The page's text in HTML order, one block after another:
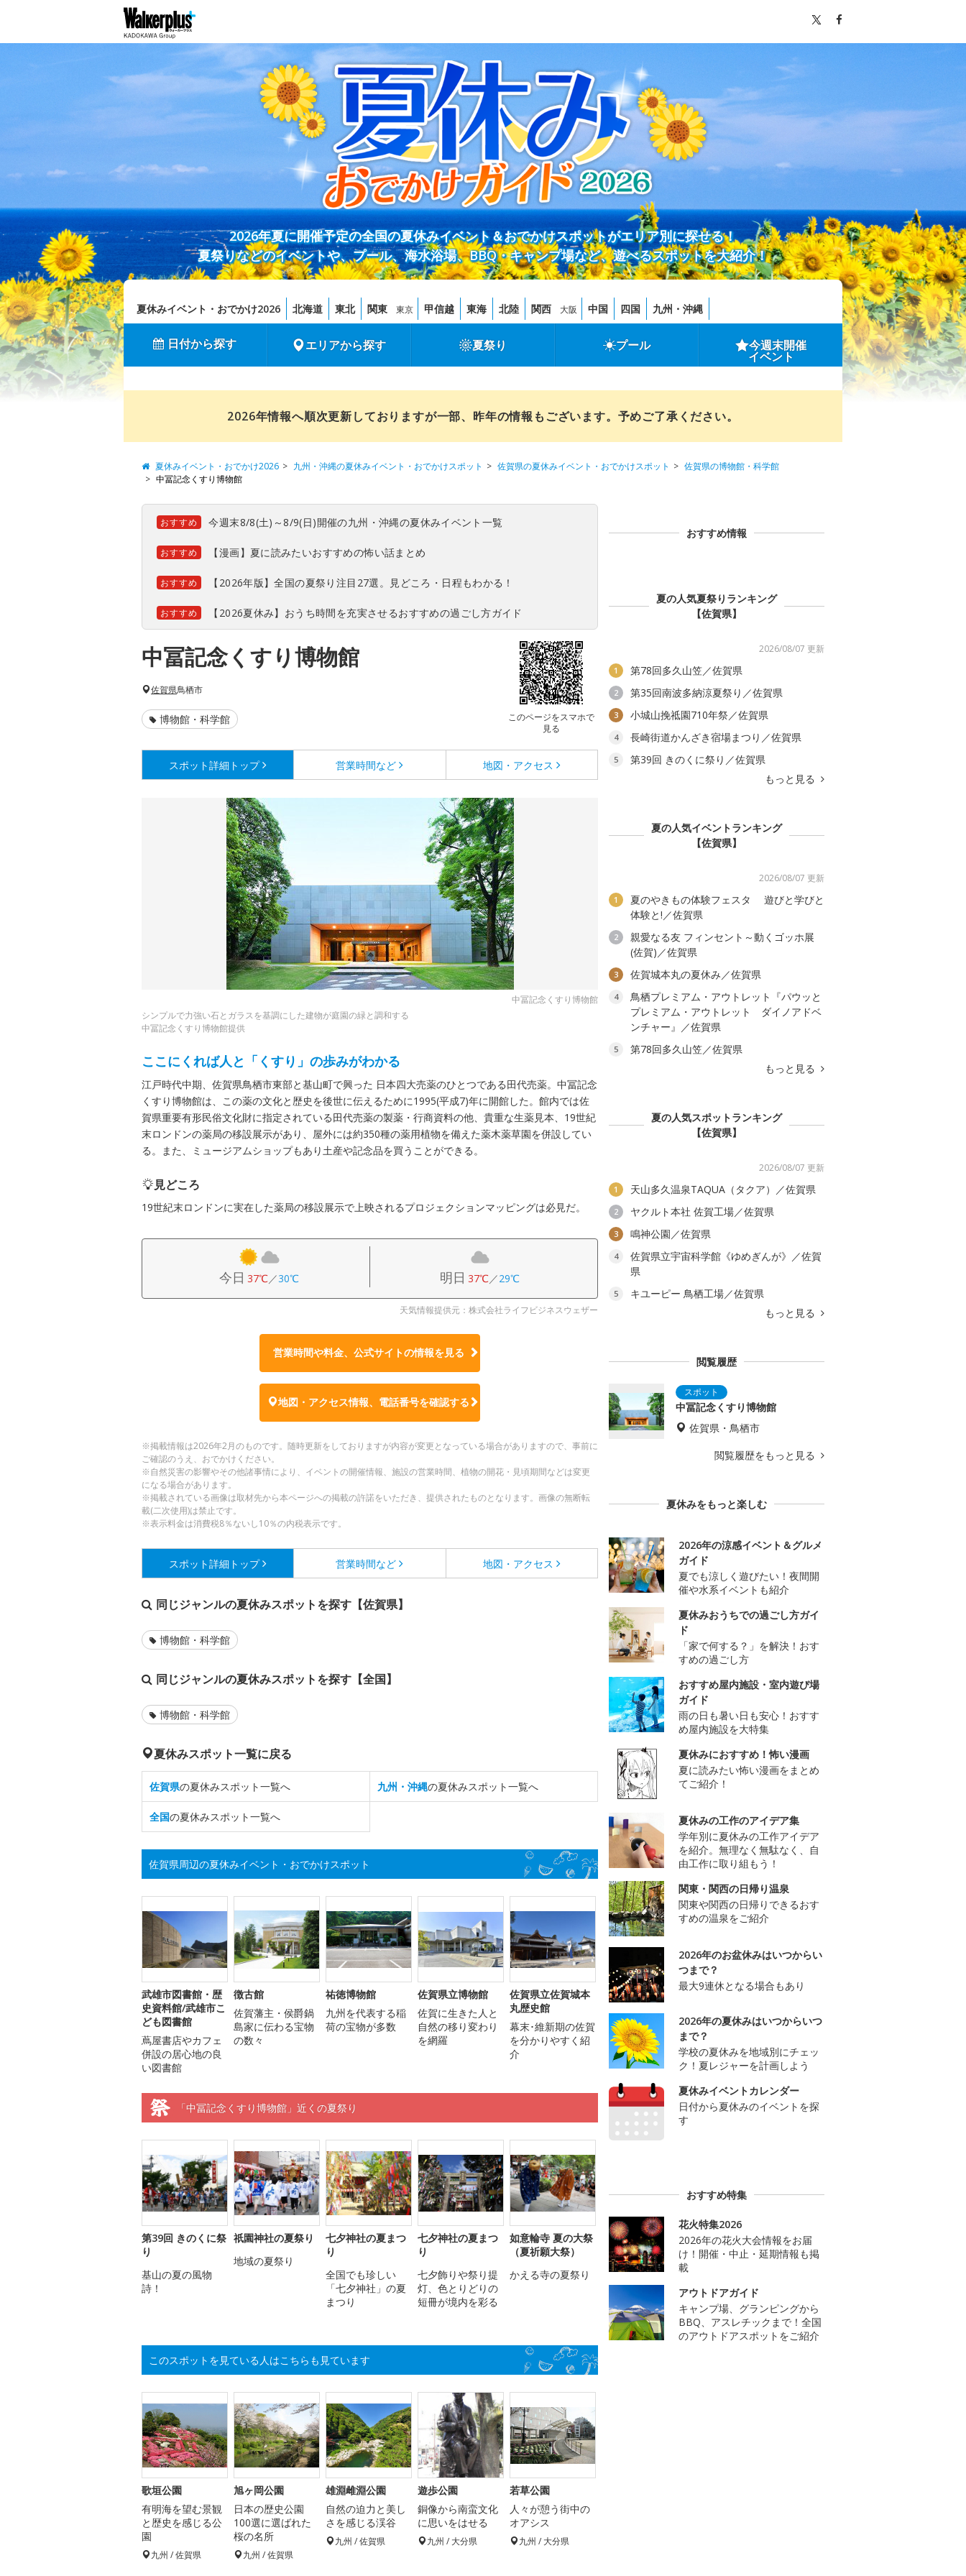
2026年夏に開催予定の全国の夏休みイベント＆おでかけスポットがエリア別に探せる！
夏祭りなどのイベントや、プール、海水浴場、BBQ・キャンプ場など、遊べるスポットを大紹介！
夏休みイベント・おでかけ2026 北海道 東北 関東 東京 甲信越 東海 北陸 関西 大阪 中国 四国 九州・沖縄
日付から探す エリアから探す 夏祭り プール 今週末開催
イベント
2026年情報へ順次更新しておりますが一部、昨年の情報もございます。予めご了承ください。
夏休みイベント・おでかけ2026 九州・沖縄の夏休みイベント・おでかけスポット 佐賀県の夏休みイベント・おでかけスポット
佐賀県の博物館・科学館
中冨記念くすり博物館
おすすめ 今週末8/8(土)～8/9(日)開催の九州・沖縄の夏休みイベント一覧
おすすめ 【漫画】夏に読みたいおすすめの怖い話まとめ
おすすめ 【2026年版】全国の夏祭り注目27選。見どころ・日程もわかる！
おすすめ 【2026夏休み】おうち時間を充実させるおすすめの過ごし方ガイド
中冨記念くすり博物館
このページをスマホで
見る
佐賀県鳥栖市
博物館・科学館
スポット詳細 トップ 営業時間など 地図・アクセス
中冨記念くすり博物館
シンプルで力強い石とガラスを基調にした建物が庭園の緑と調和する
中冨記念くすり博物館提供
ここにくれば人と「くすり」の歩みがわかる
江戸時代中期、佐賀県鳥栖市東部と基山町で興った 日本四大売薬のひとつである田代売薬。中冨記念
くすり博物館は、この薬の文化と歴史を後世に伝えるために1995(平成7)年に開館した。館内では佐
賀県重要有形民俗文化財に指定されている田代売薬の製薬・行商資料の他、貴重な生薬見本、19世紀
末ロンドンの薬局の移設展示があり、屋外には約350種の薬用植物を備えた薬木薬草園を併設してい
る。また、ミュージアムショップもあり土産や記念品を買うことができる。
見どころ
19世紀末ロンドンに実在した薬局の移設展示で上映されるプロジェクションマッピングは必見だ。
今日 37℃／30℃ 明日 37℃／29℃
天気情報提供元：株式会社ライフビジネスウェザー
営業時間や料金、公式サイトの情報を見る
地図・アクセス情報、電話番号を確認する
※掲載情報は2026年2月のものです。随時更新をしておりますが内容が変更となっている場合がありますので、事前に
ご確認のうえ、おでかけください。
※自然災害の影響やその他諸事情により、イベントの開催情報、施設の営業時間、植物の開花・見頃期間などは変更
になる場合があります。
※掲載されている画像は取材先から本ページへの掲載の許諾をいただき、提供されたものとなります。画像の無断転
載(二次使用)は禁止です。
※表示料金は消費税8％ないし10％の内税表示です。
スポット詳細 トップ 営業時間など 地図・アクセス
同じジャンルの夏休みスポットを探す【佐賀県】
博物館・科学館
同じジャンルの夏休みスポットを探す【全国】
博物館・科学館
夏休みスポット一覧に戻る
佐賀県の夏休みスポット一覧へ 九州・沖縄の夏休みスポット一覧へ
全国の夏休みスポット一覧へ
佐賀県周辺の夏休みイベント・おでかけスポット
武雄市図書館・歴
史資料館/武雄市こ
ども図書館
蔦屋書店やカフェ
併設の居心地の良
い図書館
徴古館
佐賀藩主・侯爵鍋
島家に伝わる宝物
の数々
祐徳博物館
九州を代表する稲
荷の宝物が多数
佐賀県立博物館
佐賀に生きた人と
自然の移り変わり
を網羅
佐賀県立佐賀城本
丸歴史館
幕末･維新期の佐賀
を分かりやすく紹
介
「中冨記念くすり博物館」近くの夏祭り
第39回 きのくに祭
り
基山の夏の風物
詩！
祇園神社の夏祭り
地域の夏祭り
七夕神社の夏まつ
り
全国でも珍しい
「七夕神社」の夏
まつり
七夕神社の夏まつ
り
七夕飾りや祭り提
灯、色とりどりの
短冊が境内を彩る
如意輪寺 夏の大祭
（夏祈願大祭）
かえる寺の夏祭り
このスポットを見ている人はこちらも見ています
歌垣公園
有明海を望む景観
と歴史を感じる公
園
九州 / 佐賀県
旭ヶ岡公園
日本の歴史公園
100選に選ばれた
桜の名所
九州 / 佐賀県
雄淵雌淵公園
自然の迫力と美し
さを感じる渓谷
九州 / 佐賀県
遊歩公園
銅像から南蛮文化
に思いをはせる
九州 / 大分県
若草公園
人々が憩う街中の
オアシス
九州 / 大分県
おすすめ情報
夏の人気夏祭りランキング
【佐賀県】
2026/08/07 更新
1 第78回多久山笠／佐賀県
2 第35回南波多納涼夏祭り／佐賀県
3 小城山挽祗園710年祭／佐賀県
4 長崎街道かんざき宿場まつり／佐賀県
5
第39回 きのくに祭り／佐賀県
もっと見る
夏の人気イベントランキング
【佐賀県】
2026/08/07 更新
1
夏のやきもの体験フェスタ 遊びと学びと
体験と!／佐賀県
2
親愛なる友 フィンセント～動くゴッホ展
(佐賀)／佐賀県
3 佐賀城本丸の夏休み／佐賀県
4
鳥栖プレミアム・アウトレット『パウッと
プレミアム・アウトレット ダイノアドベ
ンチャー』／佐賀県
5
第78回多久山笠／佐賀県
もっと見る
夏の人気スポットランキング
【佐賀県】
2026/08/07 更新
1 天山多久温泉TAQUA（タクア）／佐賀県
2 ヤクルト本社 佐賀工場／佐賀県
3 鳴神公園／佐賀県
4
佐賀県立宇宙科学館《ゆめぎんが》／佐賀
県
5
キユーピー 鳥栖工場／佐賀県
もっと見る
閲覧履歴
中冨記念くすり博物館
佐賀県・鳥栖市
閲覧履歴をもっと見る
夏休みをもっと楽しむ
2026年の涼感イベント＆グルメ
ガイド
夏でも涼しく遊びたい！夜間開
催や水系イベントも紹介
夏休みおうちでの過ごし方ガイ
ド
「家で何する？」を解決！おす
すめの過ごし方
おすすめ屋内施設・室内遊び場
ガイド
雨の日も暑い日も安心！おすす
め屋内施設を大特集
夏休みにおすすめ！怖い漫画
夏に読みたい怖い漫画をまとめ
てご紹介！
夏休みの工作のアイデア集
学年別に夏休みの工作アイデア
を紹介。無理なく無駄なく、自
由工作に取り組もう！
関東・関西の日帰り温泉
関東や関西の日帰りできるおす
すめの温泉をご紹介
2026年のお盆休みはいつからい
つまで？
最大9連休となる場合もあり
2026年の夏休みはいつからいつ
まで？
学校の夏休みを地域別にチェッ
ク！夏レジャーを計画しよう
夏休みイベントカレンダー
日付から夏休みのイベントを探
す
おすすめ特集
花火特集2026
2026年の花火大会情報をお届
け！開催・中止・延期情報も掲
載
アウトドアガイド
キャンプ場、グランピングから
BBQ、アスレチックまで！全国
のアウトドアスポットをご紹介